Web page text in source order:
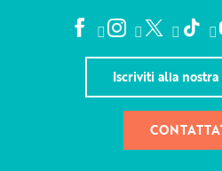
Iscriviti alla